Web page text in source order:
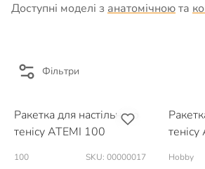
Доступні моделі з анатомічноюта
Фільтри
Ракетка для настільного
тенісу ATEMI 100
100 SKU: 00000017 Hobby